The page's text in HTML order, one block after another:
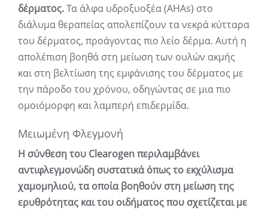
δέρματος.Τα άλφα υδροξυοξέα (AHAs) στο
διάλυμα θεραπείας απολεπίζουν τα νεκρά κύτταρα
του δέρματος, προάγοντας πιο λείο δέρμα. Αυτή η
απολέπιση βοηθά στη μείωση των ουλών ακμής
και στη βελτίωση της εμφάνισης του δέρματος με
την πάροδο του χρόνου, οδηγώντας σε μια πιο
ομοιόμορφη και λαμπερή επιδερμίδα.
Μειωμένη Φλεγμονή
Η σύνθεση του Clearogen περιλαμβάνει
αντιφλεγμονώδη συστατικά όπως το εκχύλισμα
χαμομηλιού, τα οποία βοηθούν στη μείωση της
ερυθρότητας και του οιδήματος που σχετίζεται με